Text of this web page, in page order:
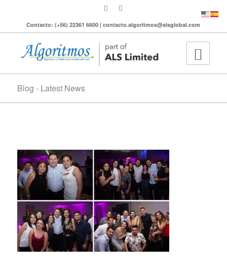
Contacto: (+56) 22361 6600 | contacto.algoritmos@alsglobal.com
Blog - Latest News